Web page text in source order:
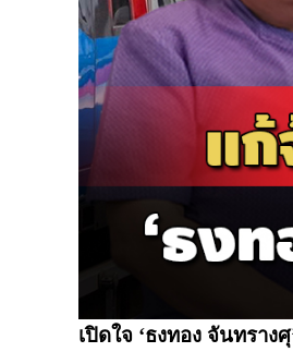
เปิดใจ ‘ธงทอง จันทรา